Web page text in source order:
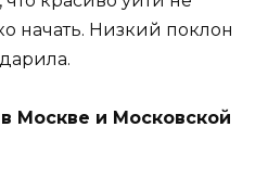
начать. Низкий поклон
Москве и Московской